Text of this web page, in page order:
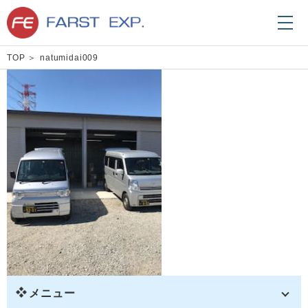
TOP natumidai009
メニュー